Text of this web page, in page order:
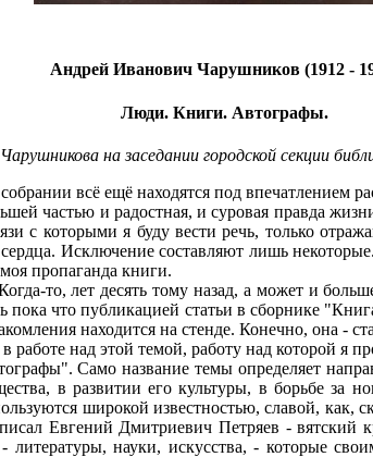
Андрей Иванович Чарушников(1912 -
Люди. Книги. Автографы.
на заседании городской секции
всё ещё находятся под впечатлением
частью и радостная, и суровая правда
с которыми я буду вести речь, только
Исключение составляют лишь
пропаганда книги.
то, лет десять тому назад, а может и
что публикацией статьи в сборнике
находится на стенде. Конечно, она -
работе над этой темой, работу над которой я
Само название темы определяет
в развитии его культуры, в борьбе за
широкой известностью, славой, как,
Евгений Дмитриевич Петряев -
науки, искусства, - которые